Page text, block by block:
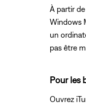
À partir
Windows
un
pas être
Pour les
Ouvrez